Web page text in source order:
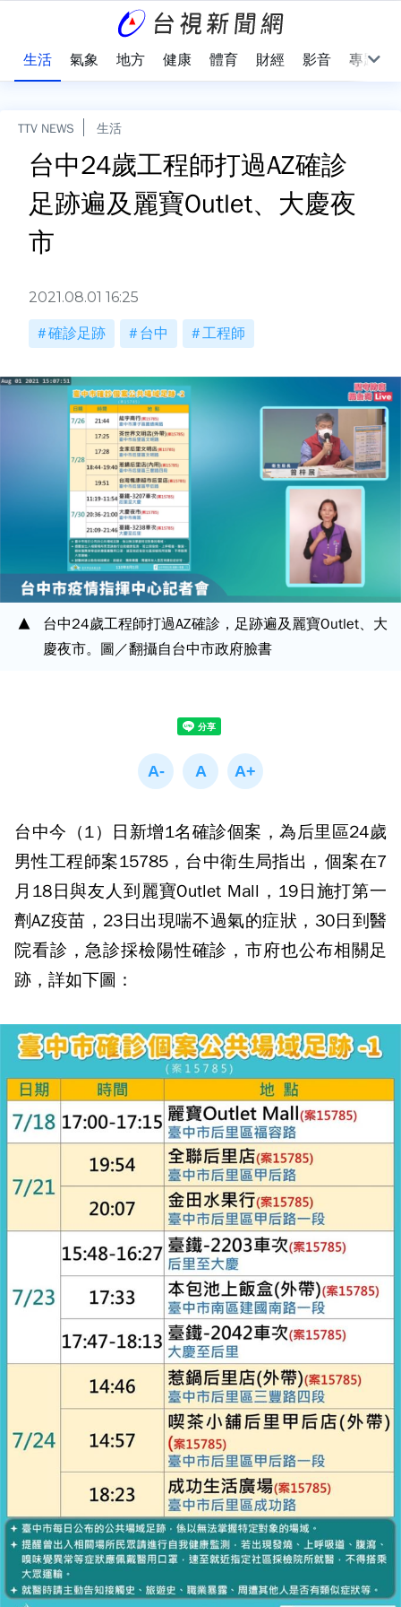
生活 氣象 地方 健康 體育 財經 影音 專題
TTV NEWS 生活
台中24歲工程師打過AZ確診
足跡遍及麗寶Outlet、大慶夜
市
2021.08.01 16:25
確診足跡 台中 工程師
台中24歲工程師打過AZ確診，足跡遍及麗寶Outlet、大
慶夜市。圖／翻攝自台中市政府臉書
台中今（1）日新增1名確診個案，為后里區24歲
男性工程師案15785，台中衛生局指出，個案在7
月18日與友人到麗寶Outlet Mall，19日施打第一
劑AZ疫苗，23日出現喘不過氣的症狀，30日到醫
院看診，急診採檢陽性確診，市府也公布相關足
跡，詳如下圖：